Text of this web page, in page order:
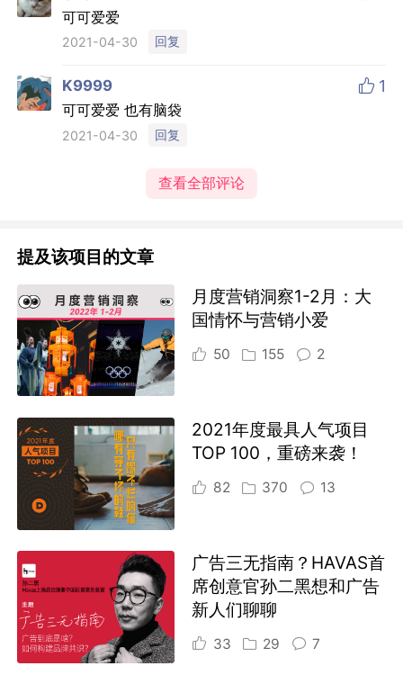
可可爱爱
2021-04-30 回复
K9999  1
可可爱爱 也有脑袋
2021-04-30 回复
查看全部评论
提及该项目的文章
月度营销洞察1-2月：大
国情怀与营销小爱
50 155 2
2021年度最具人气项目
TOP 100，重磅来袭！
82 370 13
广告三无指南？HAVAS首
席创意官孙二黑想和广告
新人们聊聊
33 29 7